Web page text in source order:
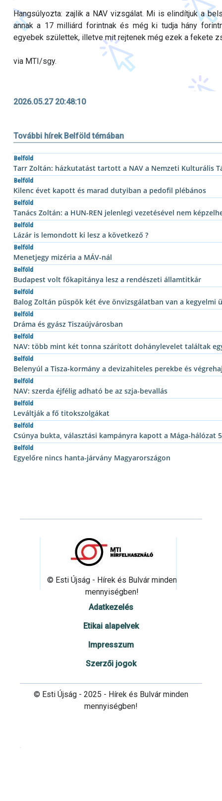
Hangsúlyozta: zajlik a NAV vizsgálat. Mi is elindítjuk a
annak a 17 milliárd forintnak és még ki tudja hány
egyebek születtek, illetve mit rejtenek még ezek a fekete
via MTI/sgy.
2026.05.27 20:48:10
További hírek Belföld témában
Belföld
Tarr Zoltán: házkutatást tartott a NAV a Nemzeti Kulturális
Belföld
Kilenc évet kapott és marad dutyiban a pedofil plébános
Belföld
Tanács Zoltán: a HUN-REN jelenlegi vezetésével nem
Belföld
Lázár is lemondott ki lesz a következő ?
Belföld
Menetjegy mizéria a MÁV-nál
Belföld
Budapest volt főkapitánya lesz a rendészeti államtitkár
Belföld
Balog Zoltán püspök két éve önvizsgálatban van a kegyelmi
Belföld
Dráma és gyász Tiszaújvárosban
Belföld
NAV: több mint két tonna szárított dohánylevelet találtak
Belföld
Belenyúl a Tisza-kormány a devizahiteles perekbe és
Belföld
NAV: szerda éjfélig adható be az szja-bevallás
Belföld
Leváltják a fő titokszolgákat
Belföld
Csúnya bukta, választási kampányra kapott a Mága-hálózat
Belföld
Egyelőre nincs hanta-járvány Magyarországon
© Esti Újság - Hírek és Bulvár minden
mennyiségben!
Adatkezelés
Etikai alapelvek
Impresszum
Szerzői jogok
© Esti Újság - 2025 - Hírek és Bulvár minden
mennyiségben!